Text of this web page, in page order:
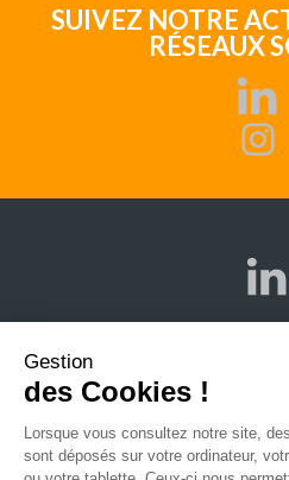
SUIVEZ NOTRE
RÉSEAUX
ENTREPRISE
NOS PARTENAIRES
NOS
Gestion
des Cookies !
Lorsque vous consultez notre site,
sont déposés sur votre ordinateur,